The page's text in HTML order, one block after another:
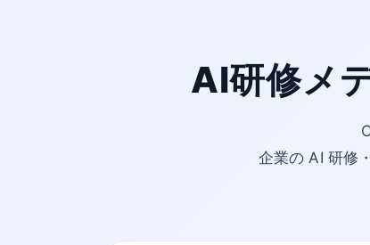
AI研修メ
企業の AI 研修